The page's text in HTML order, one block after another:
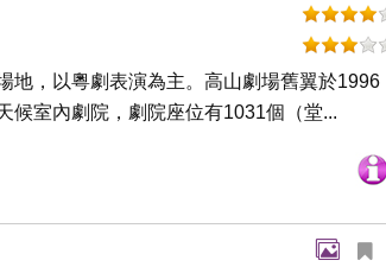
地，以粵劇表演為主。高山劇場舊翼於1996
候室內劇院，劇院座位有1031個（堂...